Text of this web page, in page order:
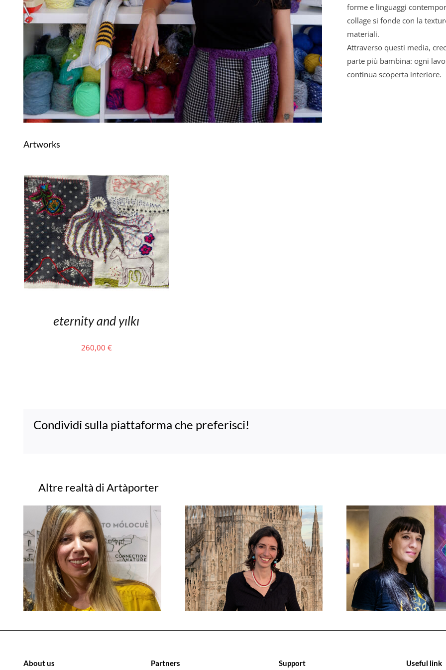
forme e linguaggi
collage si fonde con la
materiali.
Attraverso questi media,
parte più bambina: ogni
continua scoperta interiore.
Artworks
eternity and yılkı
260,00 €
Condividi sulla piattaforma che preferisci!
Progetti correlati
About us Partners Support Useful link